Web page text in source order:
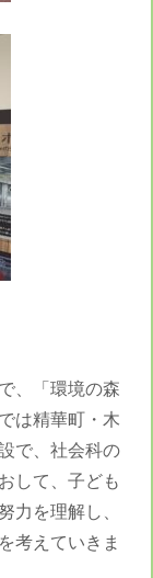
、「環境の森
は精華町・木
で、社会科の
して、子ども
力を理解し、
考えていきま